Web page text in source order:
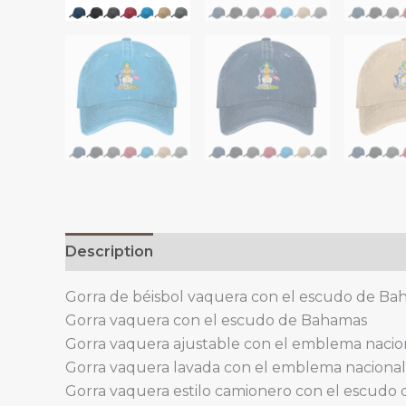
Description
Gorra de béisbol vaquera con el escudo de
Gorra vaquera con el escudo de Bahamas
Gorra vaquera ajustable con el emblema
Gorra vaquera lavada con el emblema
Gorra vaquera estilo camionero con el escudo